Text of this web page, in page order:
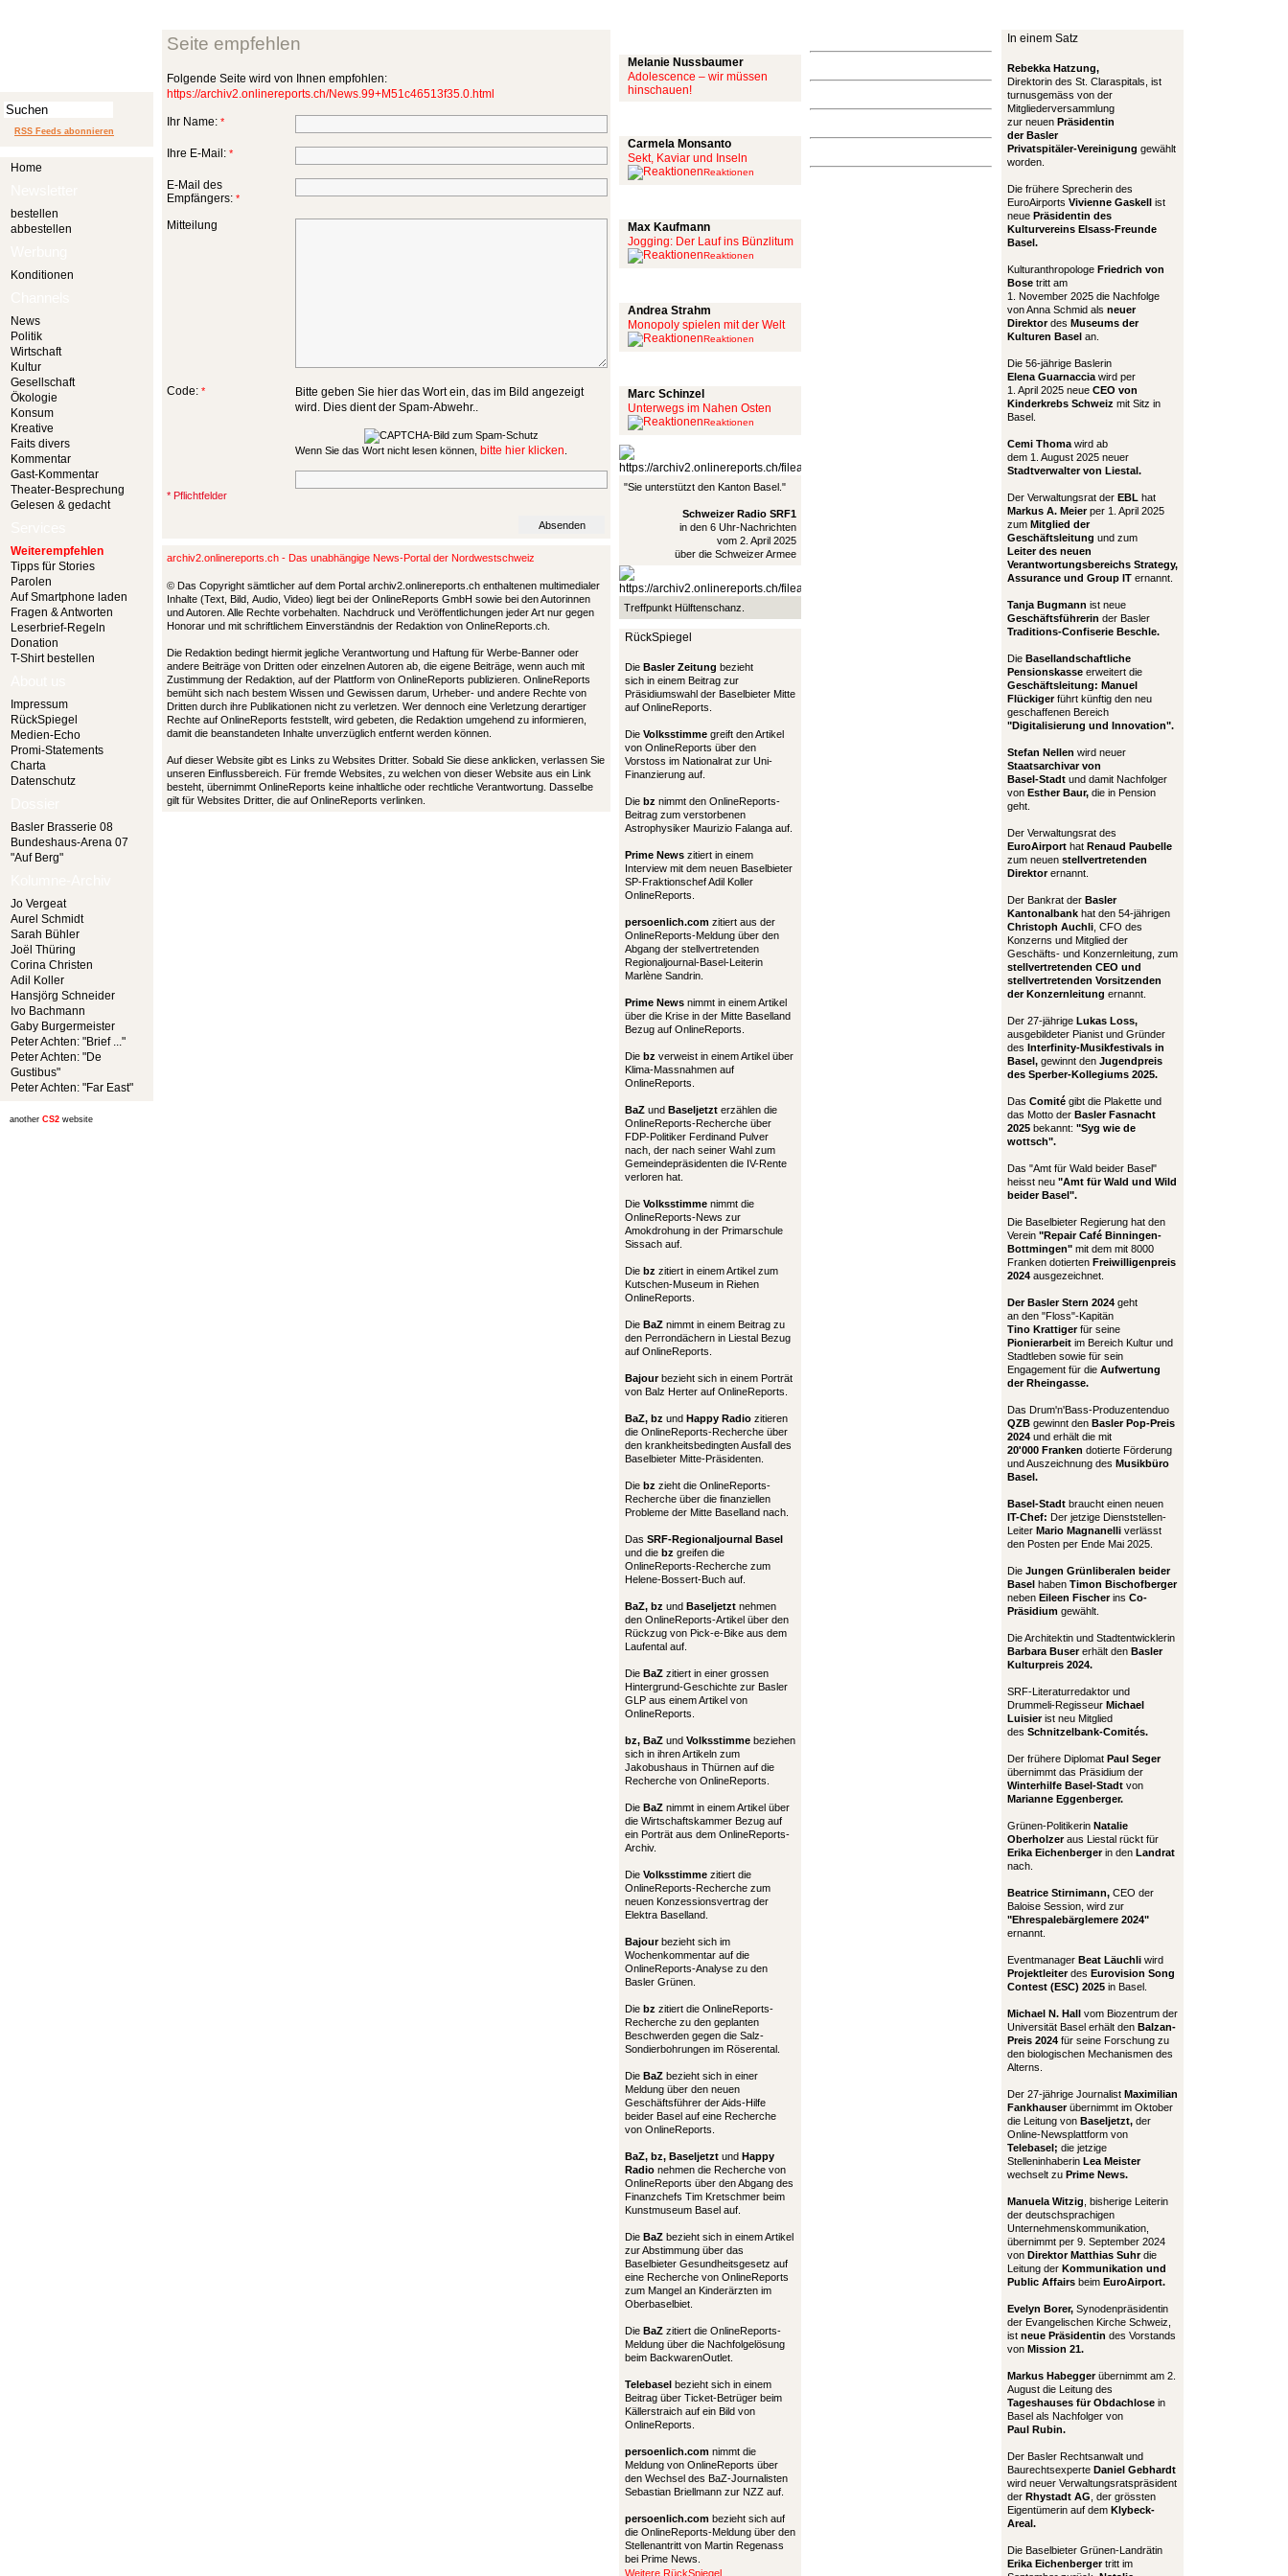
RSS Feeds abonnieren
Home
bestellen
abbestellen
Konditionen
News
Politik
Wirtschaft
Kultur
Gesellschaft
Ökologie
Konsum
Kreative
Faits divers
Kommentar
Gast-Kommentar
Theater-Besprechung
Gelesen & gedacht
Weiterempfehlen
Tipps für Stories
Parolen
Auf Smartphone laden
Fragen & Antworten
Leserbrief-Regeln
Donation
T-Shirt bestellen
Impressum
RückSpiegel
Medien-Echo
Promi-Statements
Charta
Datenschutz
Basler Brasserie 08
Bundeshaus-Arena 07
"Auf Berg"
Jo Vergeat
Aurel Schmidt
Sarah Bühler
Joël Thüring
Corina Christen
Adil Koller
Hansjörg Schneider
Ivo Bachmann
Gaby Burgermeister
Peter Achten: "Brief ..."
Peter Achten: "De
Gustibus"
Peter Achten: "Far East"
another CS2 website
Seite empfehlen
Folgende Seite wird von Ihnen empfohlen:
https://archiv2.onlinereports.ch/News.99+M51c46513f35.0.html
Ihr Name: *
Ihre E-Mail: *
E-Mail des
Empfängers: *
Mitteilung
Code: *
Bitte geben Sie hier das Wort ein, das im Bild angezeigt
wird. Dies dient der Spam-Abwehr..
Wenn Sie das Wort nicht lesen können, bitte hier klicken
* Pflichtfelder
archiv2.onlinereports.ch - Das unabhängige News-Portal der Nordwestschweiz
© Das Copyright sämtlicher auf dem Portal archiv2.onlinereports.ch enthaltenen multimedialer
Inhalte (Text, Bild, Audio, Video) liegt bei der OnlineReports GmbH sowie bei den Autorinnen
und Autoren. Alle Rechte vorbehalten. Nachdruck und Veröffentlichungen jeder Art nur gegen
Honorar und mit schriftlichem Einverständnis der Redaktion von OnlineReports.ch.
Die Redaktion bedingt hiermit jegliche Verantwortung und Haftung für Werbe-Banner oder
andere Beiträge von Dritten oder einzelnen Autoren ab, die eigene Beiträge, wenn auch mit
Zustimmung der Redaktion, auf der Plattform von OnlineReports publizieren. OnlineReports
bemüht sich nach bestem Wissen und Gewissen darum, Urheber- und andere Rechte von
Dritten durch ihre Publikationen nicht zu verletzen. Wer dennoch eine Verletzung derartiger
Rechte auf OnlineReports feststellt, wird gebeten, die Redaktion umgehend zu informieren,
damit die beanstandeten Inhalte unverzüglich entfernt werden können.
Auf dieser Website gibt es Links zu Websites Dritter. Sobald Sie diese anklicken, verlassen Sie
unseren Einflussbereich. Für fremde Websites, zu welchen von dieser Website aus ein Link
besteht, übernimmt OnlineReports keine inhaltliche oder rechtliche Verantwortung. Dasselbe
gilt für Websites Dritter, die auf OnlineReports verlinken.
Melanie Nussbaumer
Adolescence – wir müssen
hinschauen!
Carmela Monsanto
Sekt, Kaviar und Inseln
Reaktionen
Max Kaufmann
Jogging: Der Lauf ins Bünzlitum
Reaktionen
Andrea Strahm
Monopoly spielen mit der Welt
Reaktionen
Marc Schinzel
Unterwegs im Nahen Osten
Reaktionen
"Sie unterstützt den Kanton Basel."
Schweizer Radio SRF1
in den 6 Uhr-Nachrichten
vom 2. April 2025
über die Schweizer Armee
Treffpunkt Hülftenschanz.
RückSpiegel
Die Basler Zeitung bezieht
sich in einem Beitrag zur
Präsidiumswahl der Baselbieter Mitte
auf OnlineReports.
Die Volksstimme greift den Artikel
von OnlineReports über den
Vorstoss im Nationalrat zur Uni-
Finanzierung auf.
Die bz nimmt den OnlineReports-
Beitrag zum verstorbenen
Astrophysiker Maurizio Falanga auf.
Prime News zitiert in einem
Interview mit dem neuen Baselbieter
SP-Fraktionschef Adil Koller
OnlineReports.
persoenlich.com zitiert aus der
OnlineReports-Meldung über den
Abgang der stellvertretenden
Regionaljournal-Basel-Leiterin
Marlène Sandrin.
Prime News nimmt in einem Artikel
über die Krise in der Mitte Baselland
Bezug auf OnlineReports.
Die bz verweist in einem Artikel über
Klima-Massnahmen auf
OnlineReports.
BaZ und Baseljetzt erzählen die
OnlineReports-Recherche über
FDP-Politiker Ferdinand Pulver
nach, der nach seiner Wahl zum
Gemeindepräsidenten die IV-Rente
verloren hat.
Die Volksstimme nimmt die
OnlineReports-News zur
Amokdrohung in der Primarschule
Sissach auf.
Die bz zitiert in einem Artikel zum
Kutschen-Museum in Riehen
OnlineReports.
Die BaZ nimmt in einem Beitrag zu
den Perrondächern in Liestal Bezug
auf OnlineReports.
Bajourbezieht sich in einem Porträt
von Balz Herter auf OnlineReports.
BaZ, bz und Happy Radio zitieren
die OnlineReports-Recherche über
den krankheitsbedingten Ausfall des
Baselbieter Mitte-Präsidenten.
Die bz zieht die OnlineReports-
Recherche über die finanziellen
Probleme der Mitte Baselland nach.
Das SRF-Regionaljournal Basel
und die bz greifen die
OnlineReports-Recherche zum
Helene-Bossert-Buch auf.
BaZ, bz und Baseljetzt nehmen
den OnlineReports-Artikel über den
Rückzug von Pick-e-Bike aus dem
Laufental auf.
Die BaZ zitiert in einer grossen
Hintergrund-Geschichte zur Basler
GLP aus einem Artikel von
OnlineReports.
bz, BaZ und Volksstimme beziehen
sich in ihren Artikeln zum
Jakobushaus in Thürnen auf die
Recherche von OnlineReports.
Die BaZ nimmt in einem Artikel über
die Wirtschaftskammer Bezug auf
ein Porträt aus dem OnlineReports-
Archiv.
Die Volksstimme zitiert die
OnlineReports-Recherche zum
neuen Konzessionsvertrag der
Elektra Baselland.
Bajourbezieht sich im
Wochenkommentar auf die
OnlineReports-Analyse zu den
Basler Grünen.
Die bz zitiert die OnlineReports-
Recherche zu den geplanten
Beschwerden gegen die Salz-
Sondierbohrungen im Röserental.
Die BaZ bezieht sich in einer
Meldung über den neuen
Geschäftsführer der Aids-Hilfe
beider Basel auf eine Recherche
von OnlineReports.
BaZ, bz, Baseljetzt und Happy
Radio nehmen die Recherche von
OnlineReports über den Abgang des
Finanzchefs Tim Kretschmer beim
Kunstmuseum Basel auf.
Die BaZ bezieht sich in einem Artikel
zur Abstimmung über das
Baselbieter Gesundheitsgesetz auf
eine Recherche von OnlineReports
zum Mangel an Kinderärzten im
Oberbaselbiet.
Die BaZ zitiert die OnlineReports-
Meldung über die Nachfolgelösung
beim BackwarenOutlet.
Telebasel bezieht sich in einem
Beitrag über Ticket-Betrüger beim
Källerstraich auf ein Bild von
OnlineReports.
persoenlich.com nimmt die
Meldung von OnlineReports über
den Wechsel des BaZ-Journalisten
Sebastian Briellmann zur NZZ auf.
persoenlich.com bezieht sich auf
die OnlineReports-Meldung über den
Stellenantritt von Martin Regenass
bei Prime News.
Weitere RückSpiegel
In einem Satz
Rebekka Hatzung,
Direktorin des St. Claraspitals, ist
turnusgemäss von der
Mitgliederversammlung
zur neuen Präsidentin
der Basler
Privatspitäler-Vereinigung gewählt
worden.
Die frühere Sprecherin des
EuroAirports Vivienne Gaskell ist
neue Präsidentin des
Kulturvereins Elsass-Freunde
Basel.
Kulturanthropologe Friedrich von
Bose tritt am
1. November 2025 die Nachfolge
von Anna Schmid als neuer
Direktordes Museums der
Kulturen Basel an.
Die 56-jährige Baslerin
Elena Guarnaccia wird per
1. April 2025 neue CEO von
Kinderkrebs Schweiz mit Sitz in
Basel.
Cemi Thoma wird ab
dem 1. August 2025 neuer
Stadtverwalter von Liestal.
Der Verwaltungsrat der EBL hat
Markus A. Meierper 1. April 2025
zum Mitglied der
Geschäftsleitung und zum
Leiter des neuen
Verantwortungsbereichs Strategy,
Assurance und Group IT ernannt.
Tanja Bugmann ist neue
Geschäftsführerin der Basler
Traditions-Confiserie Beschle.
Die Basellandschaftliche
Pensionskasse erweitert die
Geschäftsleitung: Manuel
Flückigerführt künftig den neu
geschaffenen Bereich
"Digitalisierung und Innovation".
Stefan Nellen wird neuer
Staatsarchivar von
Basel-Stadt und damit Nachfolger
von Esther Baur, die in Pension
geht.
Der Verwaltungsrat des
EuroAirport hat Renaud Paubelle
zum neuen stellvertretenden
Direktorernannt.
Der Bankrat der Basler
Kantonalbank hat den 54-jährigen
Christoph Auchli , CFO des
Konzerns und Mitglied der
Geschäfts- und Konzernleitung, zum
stellvertretenden CEO und
stellvertretenden Vorsitzenden
der Konzernleitung ernannt.
Der 27-jährige Lukas Loss,
ausgebildeter Pianist und Gründer
des Interfinity-Musikfestivals in
Basel, gewinnt den Jugendpreis
des Sperber-Kollegiums 2025.
Das Comité gibt die Plakette und
das Motto der Basler Fasnacht
2025 bekannt: "Syg wie de
wottsch".
Das "Amt für Wald beider Basel"
heisst neu "Amt für Wald und Wild
beider Basel".
Die Baselbieter Regierung hat den
Verein "Repair Café Binningen-
Bottmingen" mit dem mit 8000
Franken dotierten Freiwilligenpreis
2024 ausgezeichnet.
Der Basler Stern 2024 geht
an den "Floss"-Kapitän
Tino Krattigerfür seine
Pionierarbeit im Bereich Kultur und
Stadtleben sowie für sein
Engagement für die Aufwertung
der Rheingasse.
Das Drum'n'Bass-Produzentenduo
QZB gewinnt den Basler Pop-Preis
2024 und erhält die mit
20'000 Franken dotierte Förderung
und Auszeichnung des Musikbüro
Basel.
Basel-Stadt braucht einen neuen
IT-Chef: Der jetzige Dienststellen-
Leiter Mario Magnanelli verlässt
den Posten per Ende Mai 2025.
Die Jungen Grünliberalen beider
Basel haben Timon Bischofberger
neben Eileen Fischerins Co-
Präsidium gewählt.
Die Architektin und Stadtentwicklerin
Barbara Busererhält den Basler
Kulturpreis 2024.
SRF-Literaturredaktor und
Drummeli-Regisseur Michael
Luisierist neu Mitglied
des Schnitzelbank-Comités.
Der frühere Diplomat Paul Seger
übernimmt das Präsidium der
Winterhilfe Basel-Stadt von
Marianne Eggenberger.
Grünen-Politikerin Natalie
Oberholzeraus Liestal rückt für
Erika Eichenbergerin den Landrat
nach.
Beatrice Stirnimann, CEO der
Baloise Session, wird zur
"Ehrespalebärglemere 2024"
ernannt.
Eventmanager Beat Läuchli wird
Projektleiterdes Eurovision Song
Contest (ESC) 2025 in Basel.
Michael N. Hall vom Biozentrum der
Universität Basel erhält den Balzan-
Preis 2024 für seine Forschung zu
den biologischen Mechanismen des
Alterns.
Der 27-jährige Journalist Maximilian
Fankhauserübernimmt im Oktober
die Leitung von Baseljetzt, der
Online-Newsplattform von
Telebasel; die jetzige
Stelleninhaberin Lea Meister
wechselt zu Prime News.
Manuela Witzig , bisherige Leiterin
der deutschsprachigen
Unternehmenskommunikation,
übernimmt per 9. September 2024
von Direktor Matthias Suhrdie
Leitung der Kommunikation und
Public Affairs beim EuroAirport.
Evelyn Borer, Synodenpräsidentin
der Evangelischen Kirche Schweiz,
ist neue Präsidentin des Vorstands
von Mission 21.
Markus Habeggerübernimmt am 2.
August die Leitung des
Tageshauses für Obdachlose in
Basel als Nachfolger von
Paul Rubin.
Der Basler Rechtsanwalt und
Baurechtsexperte Daniel Gebhardt
wird neuer Verwaltungsratspräsident
der Rhystadt AG , der grössten
Eigentümerin auf dem Klybeck-
Areal.
Die Baselbieter Grünen-Landrätin
Erika Eichenbergertritt im